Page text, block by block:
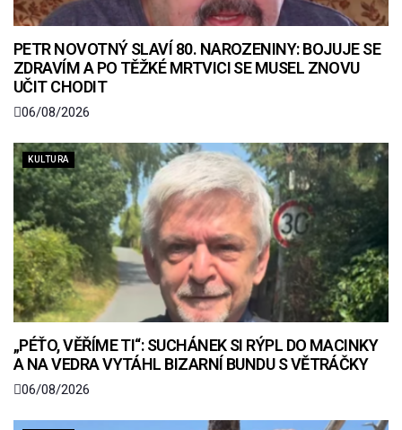
PETR NOVOTNÝ SLAVÍ 80. NAROZENINY: BOJUJE SE
ZDRAVÍM A PO TĚŽKÉ MRTVICI SE MUSEL ZNOVU
UČIT CHODIT
06/08/2026
KULTURA
„PÉŤO, VĚŘÍME TI“: SUCHÁNEK SI RÝPL DO MACINKY
A NA VEDRA VYTÁHL BIZARNÍ BUNDU S VĚTRÁČKY
06/08/2026